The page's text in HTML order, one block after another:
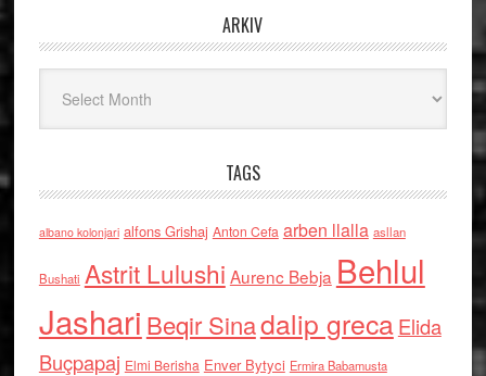
ARKIV
TAGS
albano kolonjari alfons Grishaj Anton Cefa arben llalla asllan
Bushati Astrit Lulushi Aurenc Bebja Behlul
Jashari Beqir Sinadalip grecaElida
Buçpapaj Elmi Berisha Enver Bytyci Ermira Babamusta